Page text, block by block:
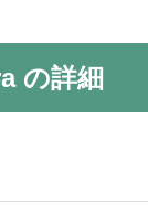
の詳細